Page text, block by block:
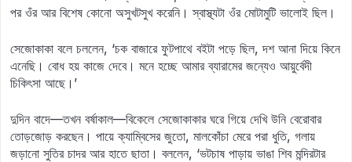
পর ওঁর আর বিশেষ কোনো অসুখটসুখ করেনি। স্বাস্থ্যটা ওঁর মোটামুটি ভালোই ছিল।
সেজোকাকা বলে চললেন, ‘চক বাজারে ফুটপাথে বইটা পড়ে ছিল, দশ আনা দিয়ে কিনে
এনেছি। বোধ হয় কাজে দেবে। মনে হচ্ছে আমার ব্যারামের জন্যেও আয়ুর্বেদী
চিকিৎসা আছে।’
দুদিন বাদে—তখন বর্ষাকাল—বিকেলে সেজোকাকার ঘরে গিয়ে দেখি উনি বেরোবার
তোড়জোড় করছেন। পায়ে ক্যাম্বিসের জুতো, মালকোঁচা মেরে পরা ধুতি, গলায়
জড়ানো সুতির চাদর আর হাতে ছাতা। বললেন, ‘ভটচাষ পাড়ায় ভাঙা শিব মন্দিরটার